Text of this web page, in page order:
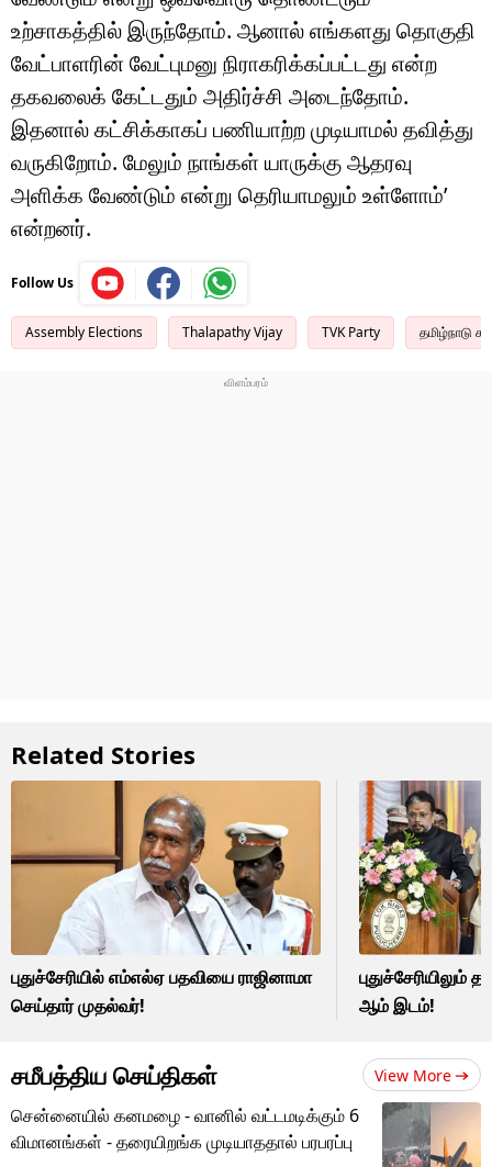
உற்சாகத்தில் இருந்தோம். ஆனால் எங்களது தொகுதி
வேட்பாளரின் வேட்புமனு நிராகரிக்கப்பட்டது என்ற
தகவலைக் கேட்டதும் அதிர்ச்சி அடைந்தோம்.
இதனால் கட்சிக்காகப் பணியாற்ற முடியாமல் தவித்து
வருகிறோம். மேலும் நாங்கள் யாருக்கு ஆதரவு
அளிக்க வேண்டும் என்று தெரியாமலும் உள்ளோம்’
என்றனர்.
Follow Us
Assembly Elections Thalapathy Vijay TVK Party தமிழ்நாடு
Related Stories
புதுச்சேரியில் எம்எல்ஏ பதவியை ராஜினாமா
செய்தார் முதல்வர்!
புதுச்சேரியிலும்
ஆம் இடம்!
சமீபத்திய செய்திகள் View More
சென்னையில் கனமழை - வானில் வட்டமடிக்கும் 6
விமானங்கள் - தரையிறங்க முடியாததால் பரபரப்பு